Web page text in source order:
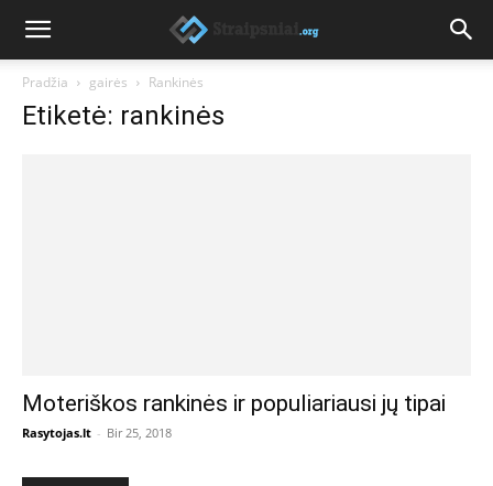
Pradžia gairės Rankinės
Etiketė: rankinės
Moteriškos rankinės ir populiariausi jų tipai
Rasytojas.lt - Bir 25, 2018